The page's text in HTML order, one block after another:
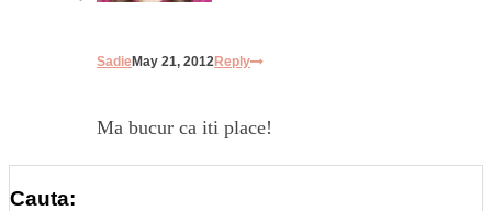
SadieMay 21, 2012Reply
Ma bucur ca iti place!
Cauta: